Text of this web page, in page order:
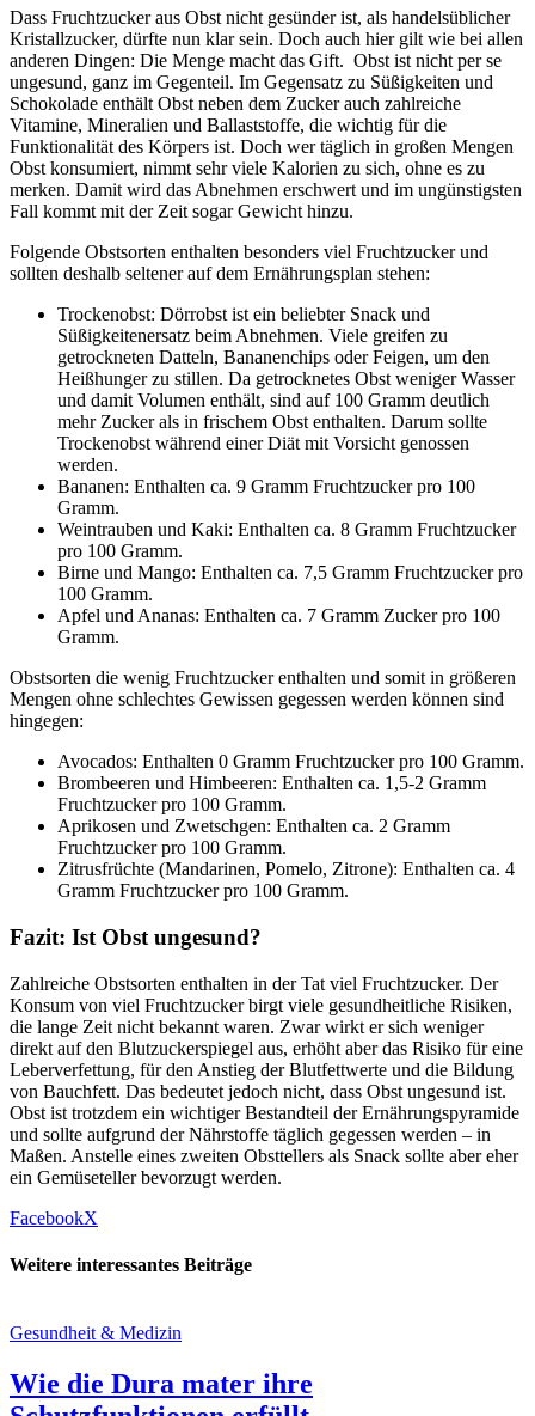
Dass Fruchtzucker aus Obst nicht gesünder ist, als handelsüblicher
Kristallzucker, dürfte nun klar sein. Doch auch hier gilt wie bei allen
anderen Dingen: Die Menge macht das Gift. Obst ist nicht per se
ungesund, ganz im Gegenteil. Im Gegensatz zu Süßigkeiten und
Schokolade enthält Obst neben dem Zucker auch zahlreiche
Vitamine, Mineralien und Ballaststoffe, die wichtig für die
Funktionalität des Körpers ist. Doch wer täglich in großen Mengen
Obst konsumiert, nimmt sehr viele Kalorien zu sich, ohne es zu
merken. Damit wird das Abnehmen erschwert und im ungünstigsten
Fall kommt mit der Zeit sogar Gewicht hinzu.
Folgende Obstsorten enthalten besonders viel Fruchtzucker und
sollten deshalb seltener auf dem Ernährungsplan stehen:
Trockenobst: Dörrobst ist ein beliebter Snack und
Süßigkeitenersatz beim Abnehmen. Viele greifen zu
getrockneten Datteln, Bananenchips oder Feigen, um den
Heißhunger zu stillen. Da getrocknetes Obst weniger Wasser
und damit Volumen enthält, sind auf 100 Gramm deutlich
mehr Zucker als in frischem Obst enthalten. Darum sollte
Trockenobst während einer Diät mit Vorsicht genossen
werden.
Bananen: Enthalten ca. 9 Gramm Fruchtzucker pro 100
Gramm.
Weintrauben und Kaki: Enthalten ca. 8 Gramm Fruchtzucker
pro 100 Gramm.
Birne und Mango: Enthalten ca. 7,5 Gramm Fruchtzucker pro
100 Gramm.
Apfel und Ananas: Enthalten ca. 7 Gramm Zucker pro 100
Gramm.
Obstsorten die wenig Fruchtzucker enthalten und somit in größeren
Mengen ohne schlechtes Gewissen gegessen werden können sind
hingegen:
Avocados: Enthalten 0 Gramm Fruchtzucker pro 100 Gramm.
Brombeeren und Himbeeren: Enthalten ca. 1,5-2 Gramm
Fruchtzucker pro 100 Gramm.
Aprikosen und Zwetschgen: Enthalten ca. 2 Gramm
Fruchtzucker pro 100 Gramm.
Zitrusfrüchte (Mandarinen, Pomelo, Zitrone): Enthalten ca. 4
Gramm Fruchtzucker pro 100 Gramm.
Fazit: Ist Obst ungesund?
Zahlreiche Obstsorten enthalten in der Tat viel Fruchtzucker. Der
Konsum von viel Fruchtzucker birgt viele gesundheitliche Risiken,
die lange Zeit nicht bekannt waren. Zwar wirkt er sich weniger
direkt auf den Blutzuckerspiegel aus, erhöht aber das Risiko für eine
Leberverfettung, für den Anstieg der Blutfettwerte und die Bildung
von Bauchfett. Das bedeutet jedoch nicht, dass Obst ungesund ist.
Obst ist trotzdem ein wichtiger Bestandteil der Ernährungspyramide
und sollte aufgrund der Nährstoffe täglich gegessen werden – in
Maßen. Anstelle eines zweiten Obsttellers als Snack sollte aber eher
ein Gemüseteller bevorzugt werden.
FacebookX
Weitere interessantes Beiträge
Gesundheit & Medizin
Wie die Dura mater ihre